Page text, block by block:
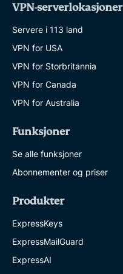
VPN-serverlokasjoner
Servere i 113 land
VPN for USA
VPN for Storbritannia
VPN for Canada
VPN for Australia
Funksjoner
Se alle funksjoner
Abonnementer og priser
Produkter
ExpressKeys
ExpressMailGuard
ExpressAI